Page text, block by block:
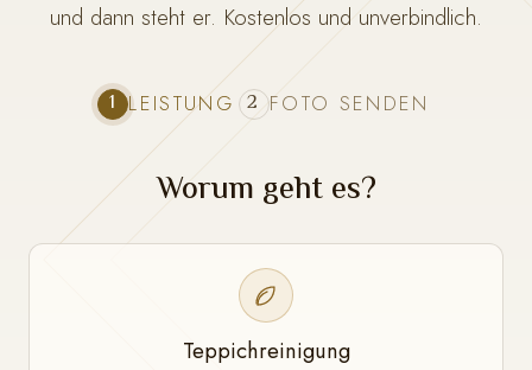
und dann steht er. Kostenlos und unverbindlich.
1 LEISTUNG 2 FOTO SENDEN
Worum geht es?
Teppichreinigung